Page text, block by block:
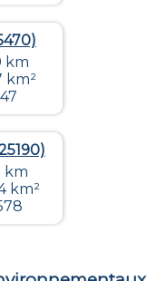
km
km²
km
km²